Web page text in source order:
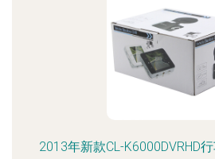
2013年新款CL-K6000DVRHD